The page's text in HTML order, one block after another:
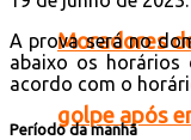
Moradores
golpe após
A prova será no
abaixo os
acordo com o
Período da manhã